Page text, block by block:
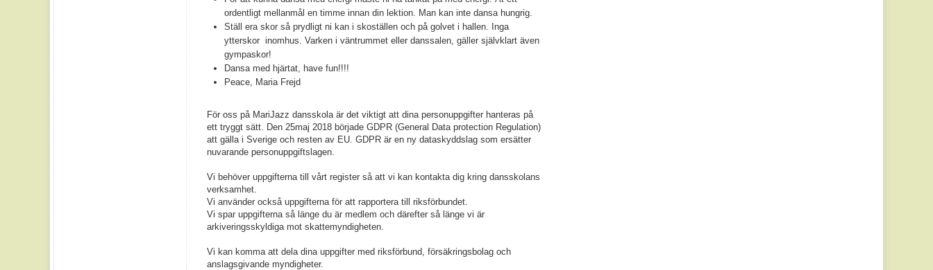
ordentligt mellanmål en timme innan din lektion. Man kan inte dansa hungrig.
Ställ era skor så prydligt ni kan i skoställen och på golvet i hallen. Inga
ytterskor inomhus. Varken i väntrummet eller danssalen, gäller självklart även
gympaskor!
Dansa med hjärtat, have fun!!!!
Peace, Maria Frejd
För oss på MariJazz dansskola är det viktigt att dina personuppgifter hanteras på
ett tryggt sätt. Den 25maj 2018 började GDPR (General Data protection Regulation)
att gälla i Sverige och resten av EU. GDPR är en ny dataskyddslag som ersätter
nuvarande personuppgiftslagen.
Vi behöver uppgifterna till vårt register så att vi kan kontakta dig kring dansskolans
verksamhet.
Vi använder också uppgifterna för att rapportera till riksförbundet.
Vi spar uppgifterna så länge du är medlem och därefter så länge vi är
arkiveringsskyldiga mot skattemyndigheten.
Vi kan komma att dela dina uppgifter med riksförbund, försäkringsbolag och
anslagsgivande myndigheter.